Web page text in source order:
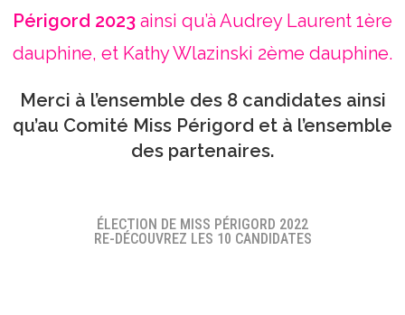
Périgord 2023 ainsi qu’à Audrey Laurent 1ère
dauphine, et Kathy Wlazinski 2ème dauphine.
Merci à l’ensemble des 8 candidates ainsi
qu’au Comité Miss Périgord et à l’ensemble
des partenaires.
ÉLECTION DE MISS PÉRIGORD 2022
RE-DÉCOUVREZ LES 10 CANDIDATES